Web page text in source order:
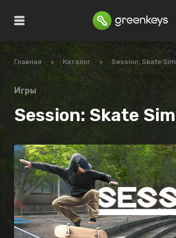
Главная > Каталог > Session: Skate Sim
Игры
Session: Skate Sim